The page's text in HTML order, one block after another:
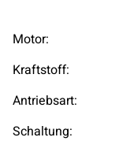
Motor:
Kraftstoff:
Antriebsart:
Schaltung: